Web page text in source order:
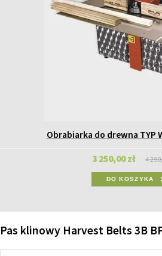
Obrabiarka do drewna TYP
3 250,00 zł 4
DO KOSZYKA
Pas klinowy Harvest Belts 3B